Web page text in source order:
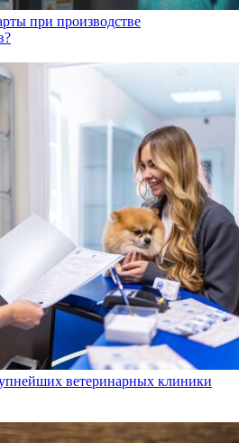
при производстве
ветеринарных клиники